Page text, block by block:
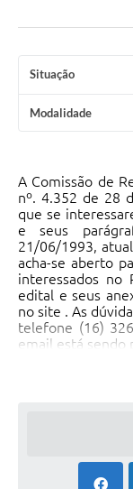
Itinerário do
Água de Qualidade
Gasoduto (Gás
Feriados Municipais
Bairros Rurais
História
Situação
Modalidade
A Comissão de
nº. 4.352 de 28
que se
e seus
21/06/1993,
acha-se aberto
interessados no
edital e seus
no site . As
telefone (16)
email está sendo
JavaScript
está sendo
termos do § 1°